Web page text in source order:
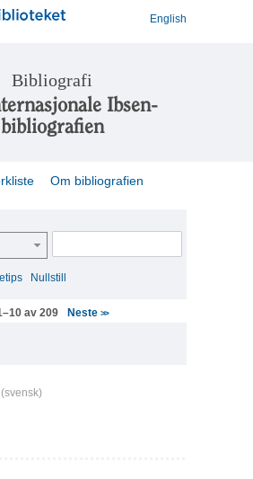
English
Bibliografi
Ibsen-
bibliografien
Om bibliografien
Nullstill
av 209 Neste >>
(svensk)